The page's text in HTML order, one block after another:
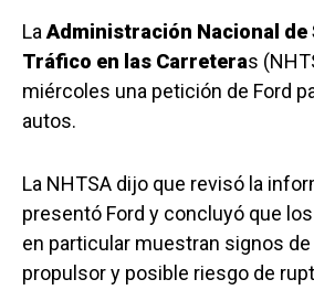
LaAdministración Nacional de
Tráfico en las Carreteras
miércoles una petición de Ford
autos.
La NHTSA dijo que revisó la
presentó Ford y concluyó que
en particular muestran signos de
propulsor y posible riesgo de